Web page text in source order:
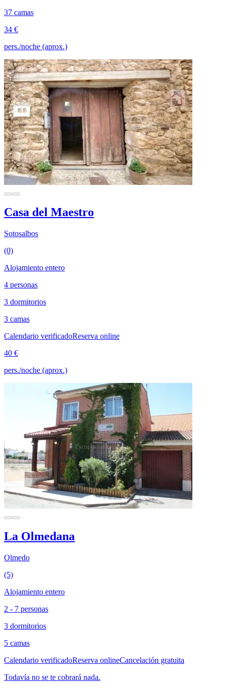
37 camas
34 €
pers./noche (aprox.)
Casa del Maestro
Sotosalbos
(0)
Alojamiento entero
4 personas
3 dormitorios
3 camas
Calendario verificadoReserva online
40 €
pers./noche (aprox.)
La Olmedana
Olmedo
(5)
Alojamiento entero
2 - 7 personas
3 dormitorios
5 camas
Calendario verificadoReserva onlineCancelación gratuita
Todavía no se te cobrará nada.